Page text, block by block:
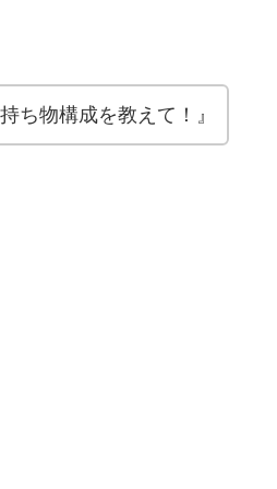
ち物構成を教えて！』